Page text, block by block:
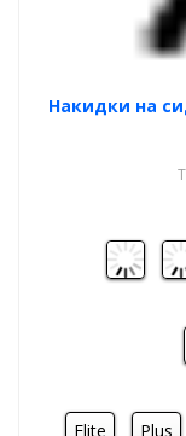
Накидки на
Elite
Plus